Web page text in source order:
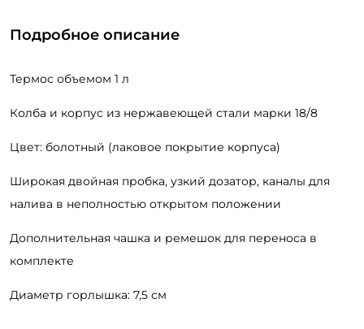
Подробное описание
Термос объемом 1 л
Колба и корпус из нержавеющей стали марки 18/8
Цвет: болотный (лаковое покрытие корпуса)
Широкая двойная пробка, узкий дозатор, каналы для
налива в неполностью открытом положении
Дополнительная чашка и ремешок для переноса в
комплекте
Диаметр горлышка: 7,5 см
Создать аккаунт
ФИО: *
Email: *